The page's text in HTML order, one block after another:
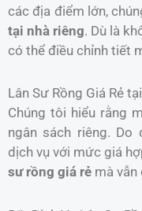
các địa điểm lớn,
tại nhà riêng. Dù là
có thể điều chỉnh tiết
Lân Sư Rồng Giá Rẻ
Chúng tôi hiểu rằng
ngân sách riêng. Do
dịch vụ với mức giá
sư rồng giá rẻ mà